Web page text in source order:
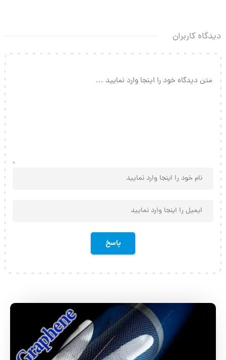
دیدگاه کاربران